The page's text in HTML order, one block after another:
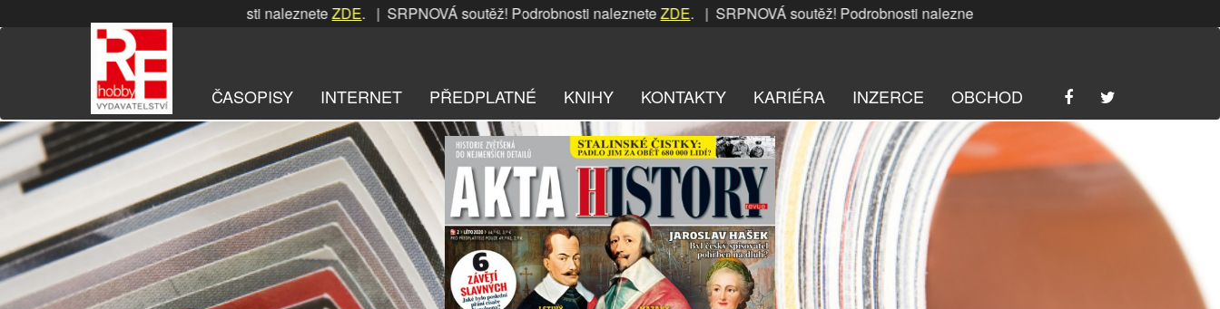
na
soutěž! Podrobnosti nalezneteZDE. | SRPNOVÁ soutěž! Podrobnosti nalezneteZDE. | SRPNOVÁ soutěž! Podrobnosti nalezneteZDE. | SRPNOVÁ soutěž! Podrobnosti
ČASOPISY INTERNET PŘEDPLATNÉ KNIHY KONTAKTY KARIÉRA INZERCE OBCHOD